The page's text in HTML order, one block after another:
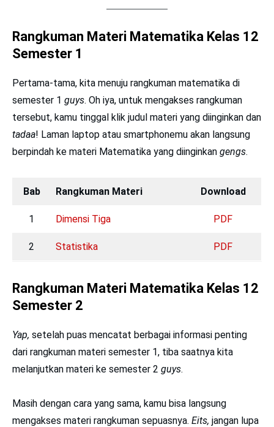
Rangkuman Materi Matematika Kelas 12
Semester 1
Pertama-tama, kita menuju rangkuman matematika di
semester 1 guys. Oh iya, untuk mengakses rangkuman
tersebut, kamu tinggal klik judul materi yang diinginkan dan
tadaa! Laman laptop atau smartphonemu akan langsung
berpindah ke materi Matematika yang diinginkan gengs.
Bab Rangkuman Materi Download
1 Dimensi Tiga PDF
2 Statistika PDF
Rangkuman Materi Matematika Kelas 12
Semester 2
Yap, setelah puas mencatat berbagai informasi penting
dari rangkuman materi semester 1, tiba saatnya kita
melanjutkan materi ke semester 2 guys.
Masih dengan cara yang sama, kamu bisa langsung
mengakses materi rangkuman sepuasnya. Eits, jangan lupa